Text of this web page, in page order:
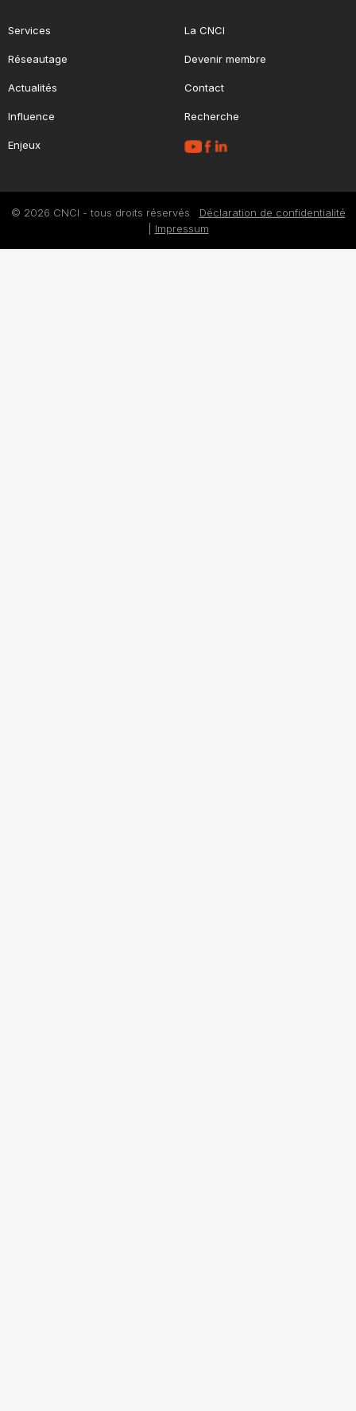
Services
Réseautage
Actualités
Influence
Enjeux
La CNCI
Devenir membre
Contact
Recherche
© 2026 CNCI - tous droits réservés Déclaration de confidentialité
Impressum